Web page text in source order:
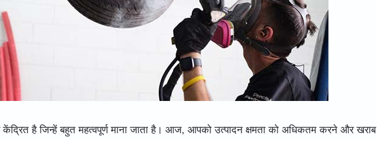
है जिन्हें बहुत महत्वपूर्ण माना जाता है। आज, आपको उत्पादन क्षमता को अधिकतम करने और खराब